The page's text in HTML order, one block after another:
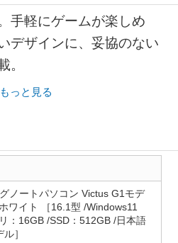
手軽にゲームが楽しめ
デザインに、妥協のない
。
もっと見る
ノートパソコン Victus G1モデ
ワイト ［16.1型 /Windows11
：16GB /SSD：512GB /日本語
］